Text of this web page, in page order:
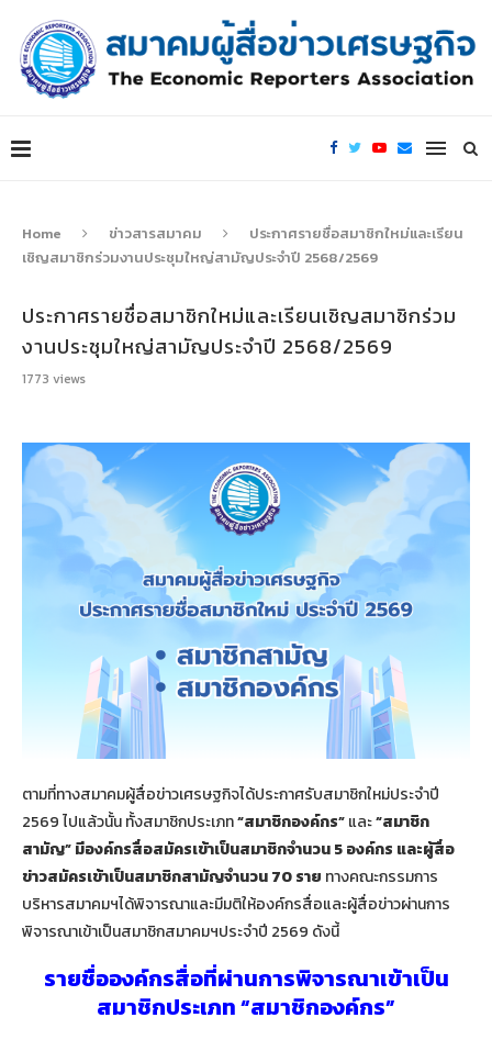
Home ข่าวสารสมาคม
ประกาศรายชื่อสมาชิกใหม่และเรียน
เชิญสมาชิกร่วมงานประชุมใหญ่สามัญประจำปี 2568/2569
ประกาศรายชื่อสมาชิกใหม่และเรียนเชิญสมาชิกร่วม
งานประชุมใหญ่สามัญประจำปี 2568/2569
1773 views
ตามที่ทางสมาคมผู้สื่อข่าวเศรษฐกิจได้ประกาศรับสมาชิกใหม่ประจำปี
2569 ไปแล้วนั้น ทั้งสมาชิกประเภท“สมาชิกองค์กร”และ“สมาชิก
สามัญ” มีองค์กรสื่อสมัครเข้าเป็นสมาชิกจำนวน 5 องค์กร และผู้สื่อ
ข่าวสมัครเข้าเป็นสมาชิกสามัญจำนวน 70 ราย ทางคณะกรรมการ
บริหารสมาคมฯได้พิจารณาและมีมติให้องค์กรสื่อและผู้สื่อข่าวผ่านการ
พิจารณาเข้าเป็นสมาชิกสมาคมฯประจำปี 2569 ดังนี้
รายชื่อองค์กรสื่อที่ผ่านการพิจารณาเข้าเป็น
สมาชิกประเภท “สมาชิกองค์กร”